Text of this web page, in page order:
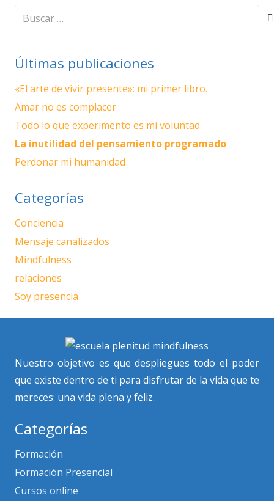
Últimas publicaciones
«El arte de vivir presente»: mi primer libro.
Amar no es complacer
Todo lo que experimento es mi voluntad
La inutilidad del pensamiento programado
Perdonar mi humanidad
Categorías
Conciencia
Mensaje canalizados
Mindfulness
relaciones
Soy presencia
Nuestro objetivo es que despliegues todo el poder
que existe dentro de ti para disfrutar de la vida que te
mereces: una vida plena y feliz.
Categorías
Formación
Formación Presencial
Cursos online